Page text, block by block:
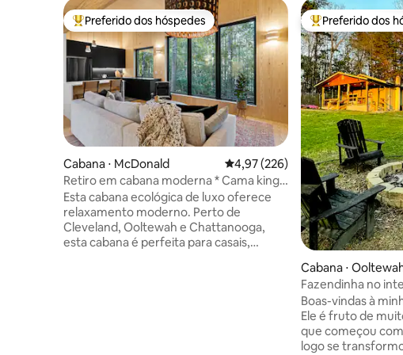
Entre os melhores preferidos dos hóspedes
Preferido dos hóspedes
Cabana ⋅ McDonald 4,97 de uma avaliação média de
4,97 (226)
Retiro em cabana moderna * Cama king-
size * Perto de Chattanooga
Esta cabana ecológica de luxo oferece
relaxamento moderno. Perto de
Cleveland, Ooltewah e Chattanooga,
esta cabana é perfeita para casais,
Entre os
Preferido dos
Cabana ⋅
Fazendinha no
Boas-vindas à
Ele é fruto de
que começou
logo se